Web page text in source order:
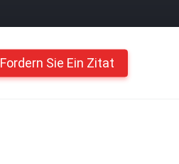
Fordern Sie Ein Zitat